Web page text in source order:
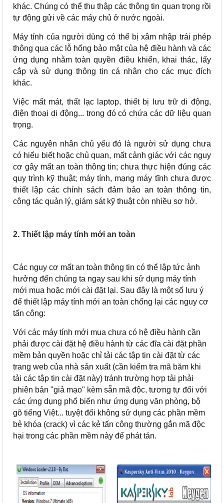
khác. Chúng có thể thu thập các thông tin quan trọng rồi
tự động gửi về các máy chủ ở nước ngoài.
Máy tính của người dùng có thể bị xâm nhập trái phép
thông qua các lỗ hổng bảo mật của hệ điều hành và các
ứng dụng nhằm toàn quyền điều khiển, khai thác, lấy
cắp và sử dụng thông tin cá nhân cho các mục đích
khác.
Việc mất mát, thất lạc laptop, thiết bị lưu trữ di động,
điện thoại di động... trong đó có chứa các dữ liệu quan
trọng.
Các nguyên nhân chủ yếu đó là người sử dụng chưa
có hiểu biết hoặc chủ quan, mất cảnh giác với các nguy
cơ gây mất an toàn thông tin; chưa thực hiện đúng các
quy trình kỹ thuật; máy tính, mạng máy tĩnh chưa được
thiết lập các chính sách đảm bảo an toàn thông tin,
công tác quản lý, giám sát kỹ thuật còn nhiều sơ hở.
2. Thiết lập máy tính mới an toàn
Các nguy cơ mất an toàn thông tin có thể lập tức ảnh
hưởng đến chúng ta ngay sau khi sử dụng máy tính
mới mua hoặc mới cài đặt lại. Sau đây là một số lưu ý
để thiết lập máy tính mới an toàn chống lại các nguy cơ
tấn công:
Với các máy tính mới mua chưa có hệ điều hành cần
phải được cài đặt hệ điều hành từ các đĩa cài đặt phần
mềm bản quyền hoặc chỉ tải các tập tin cài đặt từ các
trang web của nhà sản xuất (cần kiểm tra mã băm khi
tải các tập tin cài đặt này) tránh trường hợp tải phải
phiên bản "giả mạo" kèm sẵn mã độc, tương tự đối với
các ứng dụng phổ biến như ứng dụng văn phòng, bộ
gõ tiếng Việt... tuyệt đối không sử dụng các phần mềm
bẻ khóa (crack) vì các kẻ tấn công thường gắn mã độc
hại trong các phần mềm này để phát tán.